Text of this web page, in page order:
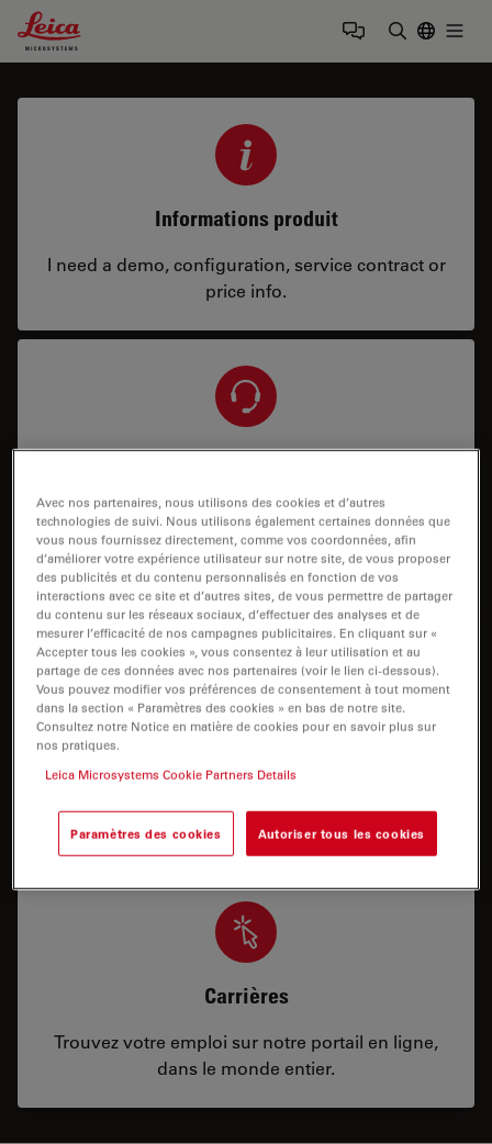
Leica Microsystems Logo
Informations produit
I need a demo, configuration, service contract or
price info.
Service et réparation
I need help keeping my system running: technical
service, repairs, spare parts, upgrades or software
licenses.
Support applicatif
J’ai besoin d’assistance/de formation pour utiliser
application spécifique avec mon système.
Carrières
Trouvez votre emploi sur notre portail en ligne,
dans le monde entier.
Avec nos partenaires, nous utilisons des cookies et d’autres
technologies de suivi. Nous utilisons également certaines données que
vous nous fournissez directement, comme vos coordonnées, afin
d’améliorer votre expérience utilisateur sur notre site, de vous proposer
des publicités et du contenu personnalisés en fonction de vos
interactions avec ce site et d’autres sites, de vous permettre de partager
du contenu sur les réseaux sociaux, d’effectuer des analyses et de
mesurer l’efficacité de nos campagnes publicitaires. En cliquant sur «
Accepter tous les cookies », vous consentez à leur utilisation et au
partage de ces données avec nos partenaires (voir le lien ci-dessous).
Vous pouvez modifier vos préférences de consentement à tout moment
dans la section « Paramètres des cookies » en bas de notre site.
Consultez notre Notice en matière de cookies pour en savoir plus sur
nos pratiques.
Leica Microsystems Cookie Partners Details
Paramètres des cookies Autoriser tous les cookies